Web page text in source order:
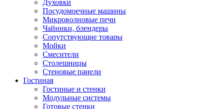
Духовки
Посудомоечные машины
Микроволновые печи
Чайники, блендеры
Сопутствующие товары
Мойки
Смесители
Столешницы
Стеновые панели
Гостиная
Гостиные и стенки
Модульные системы
Готовые стенки